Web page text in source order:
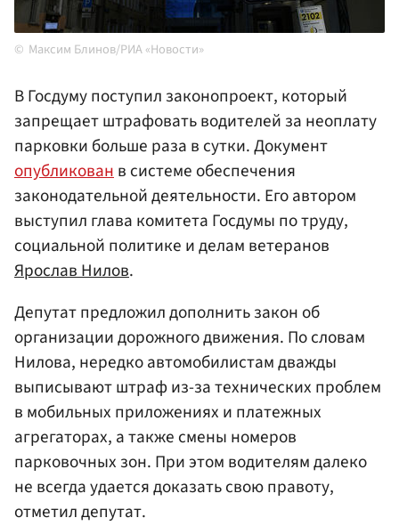
Максим Блинов/РИА «Новости»
В Госдуму поступил законопроект, который
запрещает штрафовать водителей за неоплату
парковки больше раза в сутки. Документ
опубликованв системе обеспечения
законодательной деятельности. Его автором
выступил глава комитета Госдумы по труду,
социальной политике и делам ветеранов
Ярослав Нилов.
Депутат предложил дополнить закон об
организации дорожного движения. По словам
Нилова, нередко автомобилистам дважды
выписывают штраф из-за технических проблем
в мобильных приложениях и платежных
агрегаторах, а также смены номеров
парковочных зон. При этом водителям далеко
не всегда удается доказать свою правоту,
отметил депутат.